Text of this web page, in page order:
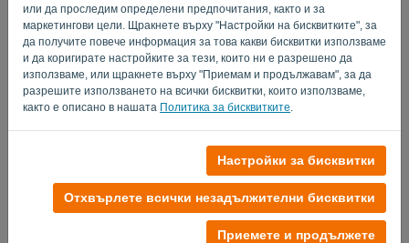
или да проследим определени предпочитания, както и за
маркетингови цели. Щракнете върху "Настройки на бисквитките", за
да получите повече информация за това какви бисквитки използваме
и да коригирате настройките за тези, които ни е разрешено да
използваме, или щракнете върху "Приемам и продължавам", за да
разрешите използването на всички бисквитки, които използваме,
както е описано в нашата Политика за бисквитките
Настройки за бисквитки
Отхвърлете всички незадължителни бисквитки
Приемете и продължете
Държава
Свържете се с мен за актуализации.
Започнете безплатната си пробна версия
Не се изисква кредитна карта
Няма прикрепени низи! 100% без ангажименти